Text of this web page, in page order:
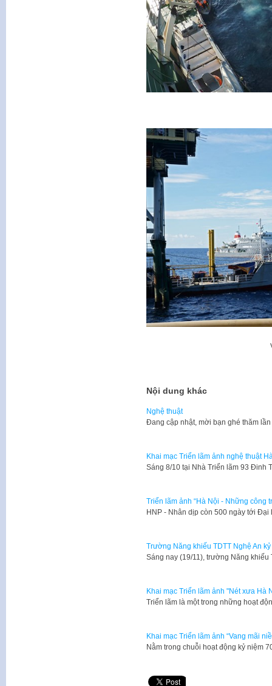
Nội dung khác
Nghệ thuật
​Đang cập nhật, mời bạn ghé thăm lần
Khai mạc Triển lãm ảnh nghệ thuật
​Sáng 8/10 tại Nhà Triển lãm 93 Đinh
Triển lãm ảnh “Hà Nội - Những công
​HNP - Nhân dịp còn 500 ngày tới
Trường Năng khiếu TDTT Nghệ An
​Sáng nay (19/11), trường Năng
Khai mạc Triển lãm ảnh "Nét xưa Hà
Triển lãm là một trong những hoạt
Khai mạc Triển lãm ảnh “Vang mãi
​Nằm trong chuỗi hoạt động kỷ niệm